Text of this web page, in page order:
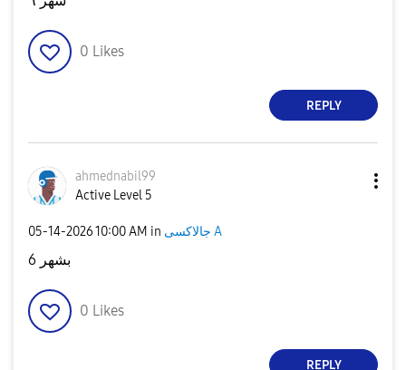
0 Likes
REPLY
ahmednabil99
Active Level 5
‎05-14-202610:00 AM in جالاكسى A
بشهر 6
0 Likes
REPLY